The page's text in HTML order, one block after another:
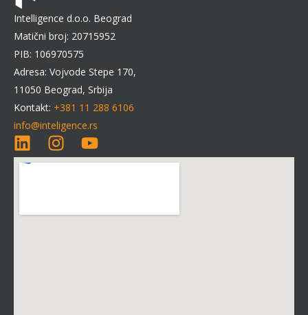
Intelligence d.o.o. Beograd
Matični broj: 20715952
PIB: 106970575
Adresa: Vojvode Stepe 170,
11050 Beograd, Srbija
Kontakt: +381 11 288 6106
info@inteligence.rs